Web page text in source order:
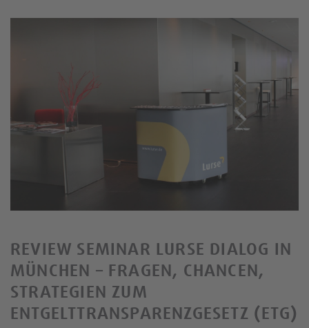
REVIEW SEMINAR LURSE DIALOG IN
MÜNCHEN – FRAGEN, CHANCEN,
STRATEGIEN ZUM
ENTGELTTRANSPARENZGESETZ (ETG)